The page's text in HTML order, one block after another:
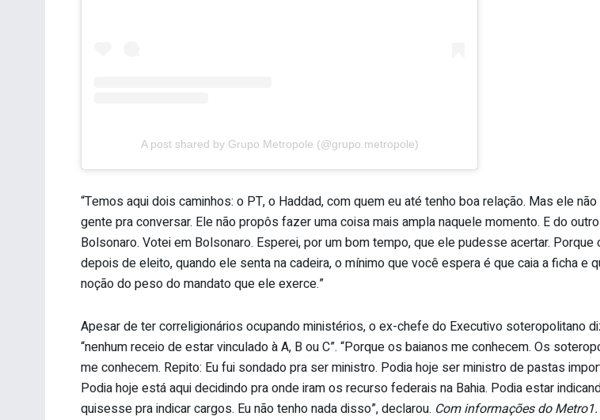
A post shared by Grupo Metropole (@grupo.metropole)
“Temos aqui dois caminhos: o PT, o Haddad, com quem eu até tenho boa relação. Mas ele
gente pra conversar. Ele não propôs fazer uma coisa mais ampla naquele momento. E do
Bolsonaro. Votei em Bolsonaro. Esperei, por um bom tempo, que ele pudesse acertar. Porque
depois de eleito, quando ele senta na cadeira, o mínimo que você espera é que caia a ficha e
noção do peso do mandato que ele exerce.”
Apesar de ter correligionários ocupando ministérios, o ex-chefe do Executivo soteropolitano
“nenhum receio de estar vinculado à A, B ou C”. “Porque os baianos me conhecem. Os
me conhecem. Repito: Eu fui sondado pra ser ministro. Podia hoje ser ministro de pastas
Podia hoje está aqui decidindo pra onde iram os recurso federais na Bahia. Podia estar
quisesse pra indicar cargos. Eu não tenho nada disso”, declarou. Com informações do Metro1.